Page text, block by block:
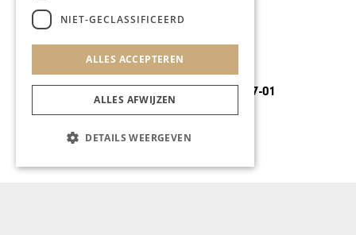
AUTOMOTIVE
Volle VIP-avond bij
InterClassics
NIET-GECLASSIFICEERD
ALLES ACCEPTEREN
ALLES AFWIJZEN
DETAILS WEERGEVEN